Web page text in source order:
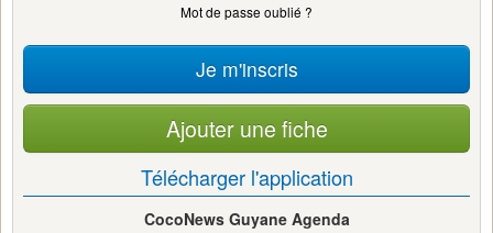
Mot de passe oublié ?
Je m'inscris
Ajouter une fiche
Télécharger l'application
CocoNews Guyane Agenda